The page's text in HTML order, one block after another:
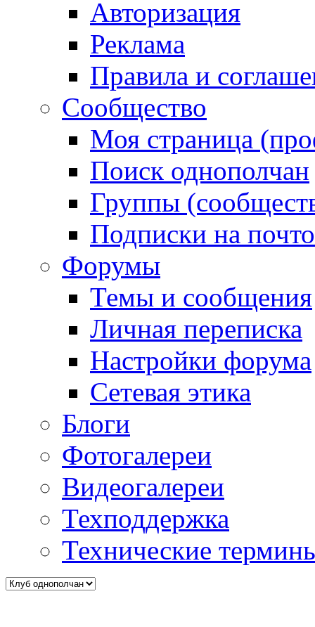
Авторизация
Реклама
Правила и
Сообщество
Моя страница
Поиск однополчан
Группы
Подписки на
Форумы
Темы и сообщения
Личная переписка
Настройки форума
Сетевая этика
Блоги
Фотогалереи
Видеогалереи
Техподдержка
Технические